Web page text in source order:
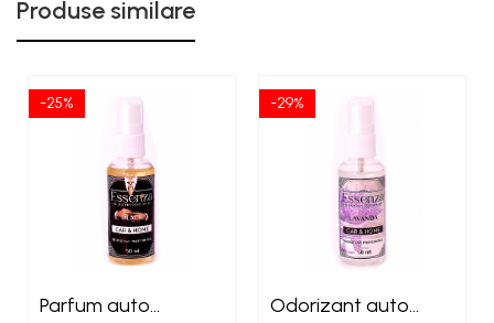
Produse similare
-25%
Parfum auto
-29%
Odorizant auto